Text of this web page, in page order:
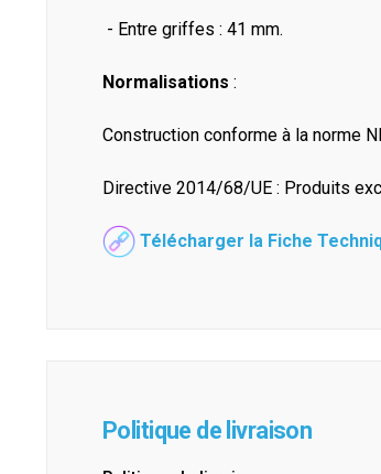
- Entre griffes : 41 mm.
Normalisations :
Construction conforme à la norme
Directive 2014/68/UE : Produits
Télécharger la Fiche
Politique de livraison